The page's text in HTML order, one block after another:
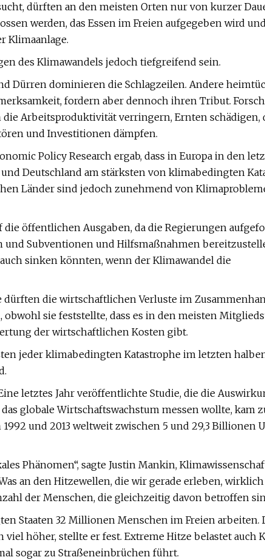
dürften an den meisten Orten nur von kurzer
werden, das Essen im Freien aufgegeben wird
Klimaanlage.
des Klimawandels jedoch tiefgreifend sein.
Dürren dominieren die Schlagzeilen. Andere
fordern aber dennoch ihren Tribut.
Arbeitsproduktivität verringern, Ernten schädigen,
und Investitionen dämpfen.
Policy Research ergab, dass in Europa in den
Deutschland am stärksten von klimabedingten
Länder sind jedoch zunehmend von
öffentlichen Ausgaben, da die Regierungen
Subventionen und Hilfsmaßnahmen
sinken könnten, wenn der Klimawandel die
dürften die wirtschaftlichen Verluste im
sie feststellte, dass es in den meisten
der wirtschaftlichen Kosten gibt.
jeder klimabedingten Katastrophe im letzten
letztes Jahr veröffentlichte Studie, die die
globale Wirtschaftswachstum messen wollte, kam
und 2013 weltweit zwischen 5 und 29,3 Billionen
Phänomen“, sagte Justin Mankin,
an den Hitzewellen, die wir gerade erleben,
der Menschen, die gleichzeitig davon betroffen
Staaten 32 Millionen Menschen im Freien arbeiten.
höher, stellte er fest. Extreme Hitze belastet auch
sogar zu Straßeneinbrüchen führt.